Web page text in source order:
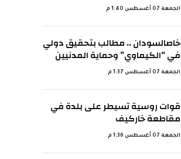
الجمعة 07 أغسطس 1:40 م
خاصالسودان .. مطالب بتحقيق دولي
في “الكيماوي” وحماية المدنيين
الجمعة 07 أغسطس 1:37 م
قوات روسية تسيطر على بلدة في
مقاطعة خاركيف
الجمعة 07 أغسطس 1:36 م